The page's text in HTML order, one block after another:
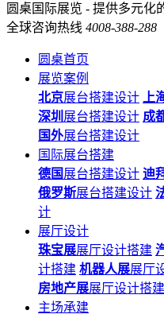
圆桌国际展览 - 提供多元化
全球咨询热线 4008-388-288
圆桌首页
展览案例
北京展台搭建设计 上
深圳 展台搭建设计 成
国外展台搭建设计
国际展台搭建
德国 展台搭建设计 迪
俄罗斯展台搭建设计
计
展厅设计
珠宝展展厅设计搭建
计搭建 机器人展展厅
房地产展展厅设计搭建
主场承建